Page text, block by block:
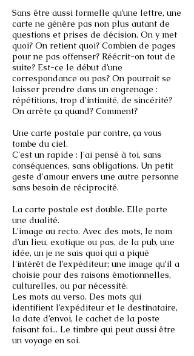
Sans être aussi formelle qu’une lettre, une
carte ne génère pas non plus autant de
questions et prises de décision. On y met
quoi? On retient quoi? Combien de pages
pour ne pas offenser? Réécrit-on tout de
suite? Est-ce le début d’une
correspondance ou pas? On pourrait se
laisser prendre dans un engrenage :
répétitions, trop d’intimité, de sincérité?
On arrête ça quand? Comment?
Une carte postale par contre, ça vous
tombe du ciel.
C'est un rapide : J'ai pensé à toi, sans
conséquences, sans obligations. Un petit
geste d'amour envers une autre personne
sans besoin de réciprocité.
La carte postale est double. Elle porte
une dualité.
L’image au recto. Avec des mots, le nom
d’un lieu, exotique ou pas, de la pub, une
idée, un je ne sais quoi qui a piqué
l'intérêt de l’expéditeur; une image qu’il a
choisie pour des raisons émotionnelles,
culturelles, ou par nécessité.
Les mots au verso. Des mots qui
identifient l’expéditeur et le destinataire,
la date d’envoi, le cachet de la poste
faisant foi... Le timbre qui peut aussi être
un voyage en soi.